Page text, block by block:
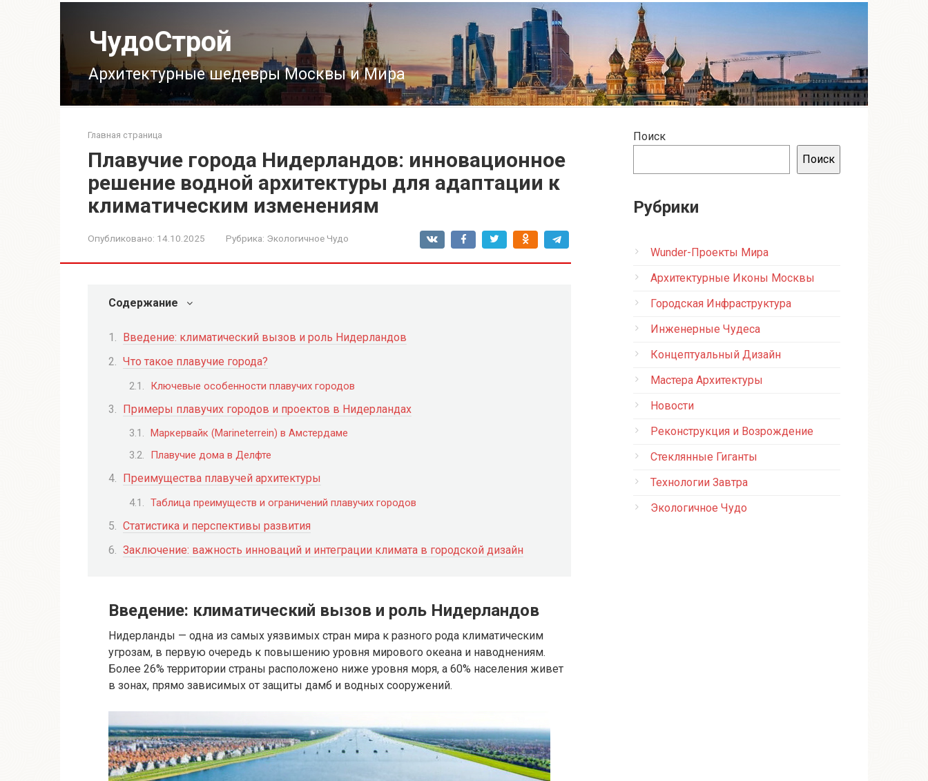
ЧудоСтрой
Архитектурные шедевры Москвы и Мира
Главная страница
Плавучие города Нидерландов: инновационное
решение водной архитектуры для адаптации к
климатическим изменениям
Опубликовано: 14.10.2025 Рубрика: Экологичное Чудо
Содержание
Введение: климатический вызов и роль Нидерландов
Что такое плавучие города?
Ключевые особенности плавучих городов
Примеры плавучих городов и проектов в Нидерландах
Маркервайк (Marineterrein) в Амстердаме
Плавучие дома в Делфте
Преимущества плавучей архитектуры
Таблица преимуществ и ограничений плавучих городов
Статистика и перспективы развития
Заключение: важность инноваций и интеграции климата в городской дизайн
Введение: климатический вызов и роль Нидерландов
Нидерланды — одна из самых уязвимых стран мира к разного рода климатическим
угрозам, в первую очередь к повышению уровня мирового океана и наводнениям.
Более 26% территории страны расположено ниже уровня моря, а 60% населения живет
в зонах, прямо зависимых от защиты дамб и водных сооружений.
Поиск
Поиск
Рубрики
Wunder-Проекты Мира
Архитектурные Иконы Москвы
Городская Инфраструктура
Инженерные Чудеса
Концептуальный Дизайн
Мастера Архитектуры
Новости
Реконструкция и Возрождение
Стеклянные Гиганты
Технологии Завтра
Экологичное Чудо